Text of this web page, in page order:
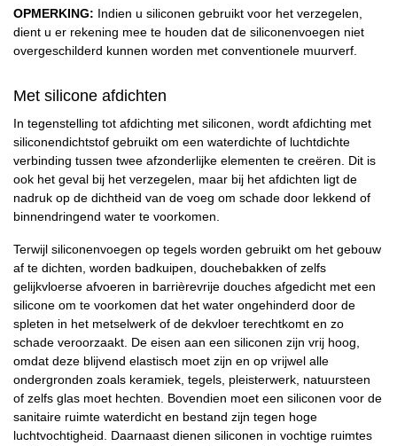
OPMERKING: Indien u siliconen gebruikt voor het verzegelen,
dient u er rekening mee te houden dat de siliconenvoegen niet
overgeschilderd kunnen worden met conventionele muurverf.
Met silicone afdichten
In tegenstelling tot afdichting met siliconen, wordt afdichting met
siliconendichtstof gebruikt om een waterdichte of luchtdichte
verbinding tussen twee afzonderlijke elementen te creëren. Dit is
ook het geval bij het verzegelen, maar bij het afdichten ligt de
nadruk op de dichtheid van de voeg om schade door lekkend of
binnendringend water te voorkomen.
Terwijl siliconenvoegen op tegels worden gebruikt om het gebouw
af te dichten, worden badkuipen, douchebakken of zelfs
gelijkvloerse afvoeren in barrièrevrije douches afgedicht met een
silicone om te voorkomen dat het water ongehinderd door de
spleten in het metselwerk of de dekvloer terechtkomt en zo
schade veroorzaakt. De eisen aan een siliconen zijn vrij hoog,
omdat deze blijvend elastisch moet zijn en op vrijwel alle
ondergronden zoals keramiek, tegels, pleisterwerk, natuursteen
of zelfs glas moet hechten. Bovendien moet een siliconen voor de
sanitaire ruimte waterdicht en bestand zijn tegen hoge
luchtvochtigheid. Daarnaast dienen siliconen in vochtige ruimtes